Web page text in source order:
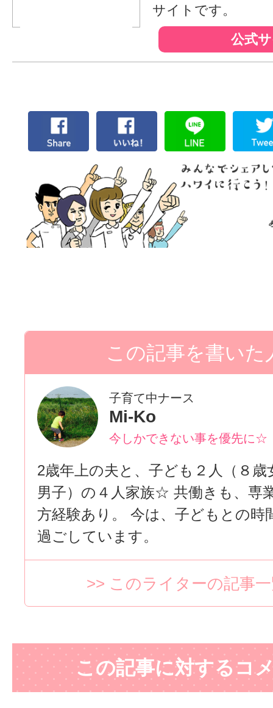
サイトです。
公式
子育て中ナース
Mi-Ko
今しかできない事を優先に☆
2歳年上の夫と、子ども２人（８歳
男子）の４人家族☆ 共働きも、専
方経験あり。 今は、子どもとの時
過ごしています。
>> このライターの記事
この記事に対するコ